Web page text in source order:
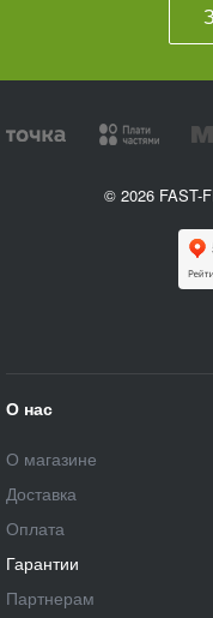
© 2026 FAST-
О нас
О магазине
Доставка
Оплата
Гарантии
Партнерам